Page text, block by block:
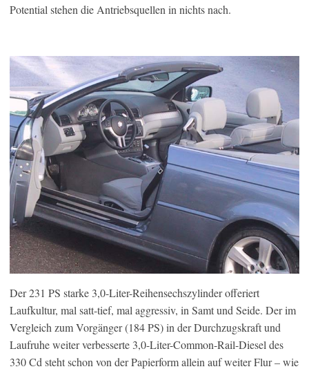
Potential stehen die Antriebsquellen in nichts nach.
Der 231 PS starke 3,0-Liter-Reihensechszylinder offeriert
Laufkultur, mal satt-tief, mal aggressiv, in Samt und Seide. Der im
Vergleich zum Vorgänger (184 PS) in der Durchzugskraft und
Laufruhe weiter verbesserte 3,0-Liter-Common-Rail-Diesel des
330 Cd steht schon von der Papierform allein auf weiter Flur – wie